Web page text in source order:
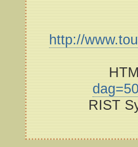
http://
RIST